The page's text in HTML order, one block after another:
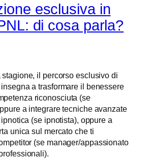
esclusiva in
di cosa parla?
il percorso esclusivo di
a trasformare il benessere
riconosciuta (se
a integrare tecniche avanzate
(se ipnotista), oppure a
unica sul mercato che ti
(se manager/appassionato